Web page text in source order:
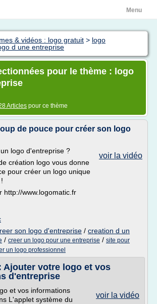
Menu
& vidéos : logo gratuit > logo
d une entreprise
pour le thème : logo
Articles pour ce thème
de pouce pour créer son logo
voir la vidéo
logo d'entreprise ?
création logo vous donne
pour créer un logo unique
http://www.logomatic.fr
son logo d'entreprise / creation d un
/ creer un logo pour une entreprise / site pour
un logo professionnel
Ajouter votre logo et vos
d'entreprise
voir la vidéo
et vos informations
L'applet système du